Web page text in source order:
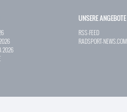
2026
UNSERE ANGEBOTE
RSS-FEED
RADSPORT-NEWS.COM